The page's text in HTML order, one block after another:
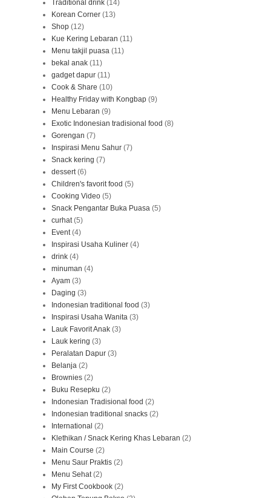
Traditional drink (14)
Korean Corner (13)
Shop (12)
Kue Kering Lebaran (11)
Menu takjil puasa (11)
bekal anak (11)
gadget dapur (11)
Cook & Share (10)
Healthy Friday with Kongbap (9)
Menu Lebaran (9)
Exotic Indonesian tradisional food (8)
Gorengan (7)
Inspirasi Menu Sahur (7)
Snack kering (7)
dessert (6)
Children's favorit food (5)
Cooking Video (5)
Snack Pengantar Buka Puasa (5)
curhat (5)
Event (4)
Inspirasi Usaha Kuliner (4)
drink (4)
minuman (4)
Ayam (3)
Daging (3)
Indonesian traditional food (3)
Inspirasi Usaha Wanita (3)
Lauk Favorit Anak (3)
Lauk kering (3)
Peralatan Dapur (3)
Belanja (2)
Brownies (2)
Buku Resepku (2)
Indonesian Tradisional food (2)
Indonesian traditional snacks (2)
International (2)
Klethikan / Snack Kering Khas Lebaran (2)
Main Course (2)
Menu Saur Praktis (2)
Menu Sehat (2)
My First Cookbook (2)